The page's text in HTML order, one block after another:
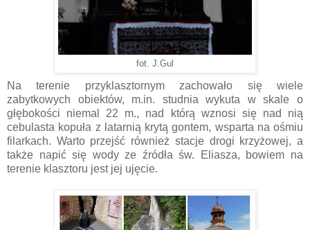
fot. J.Gul
Na terenie przyklasztornym zachowało się wiele
zabytkowych obiektów, m.in. studnia wykuta w skale o
głębokości niemal 22 m., nad którą wznosi się nad nią
cebulasta kopuła z latarnią krytą gontem, wsparta na ośmiu
filarkach. Warto przejść również stacje drogi krzyżowej, a
także napić się wody ze źródła św. Eliasza, bowiem na
terenie klasztoru jest jej ujęcie.